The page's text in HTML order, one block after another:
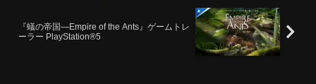
『蟻の帝国―Empire of the Ants』ゲームトレ
ーラー PlayStation®5